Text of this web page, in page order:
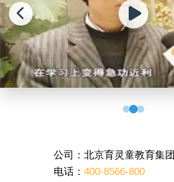
公司：北京育灵童教育集团
电话： 400-8566-800